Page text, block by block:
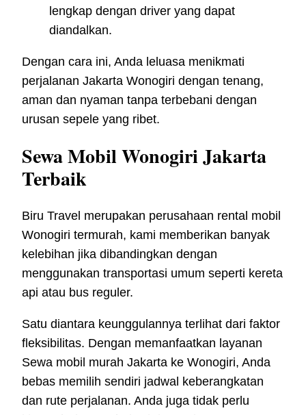
lengkap dengan driver yang dapat
diandalkan.
Dengan cara ini, Anda leluasa menikmati
perjalanan Jakarta Wonogiri dengan tenang,
aman dan nyaman tanpa terbebani dengan
urusan sepele yang ribet.
Sewa Mobil Wonogiri Jakarta
Terbaik
Biru Travel merupakan perusahaan rental mobil
Wonogiri termurah, kami memberikan banyak
kelebihan jika dibandingkan dengan
menggunakan transportasi umum seperti kereta
api atau bus reguler.
Satu diantara keunggulannya terlihat dari faktor
fleksibilitas. Dengan memanfaatkan layanan
Sewa mobil murah Jakarta ke Wonogiri, Anda
bebas memilih sendiri jadwal keberangkatan
dan rute perjalanan. Anda juga tidak perlu